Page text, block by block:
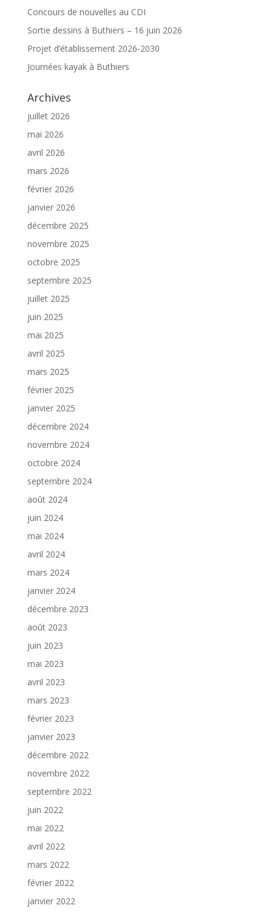
Concours de nouvelles au CDI
Sortie dessins à Buthiers – 16 juin 2026
Projet d’établissement 2026-2030
Journées kayak à Buthiers
Archives
juillet 2026
mai 2026
avril 2026
mars 2026
février 2026
janvier 2026
décembre 2025
novembre 2025
octobre 2025
septembre 2025
juillet 2025
juin 2025
mai 2025
avril 2025
mars 2025
février 2025
janvier 2025
décembre 2024
novembre 2024
octobre 2024
septembre 2024
août 2024
juin 2024
mai 2024
avril 2024
mars 2024
janvier 2024
décembre 2023
août 2023
juin 2023
mai 2023
avril 2023
mars 2023
février 2023
janvier 2023
décembre 2022
novembre 2022
septembre 2022
juin 2022
mai 2022
avril 2022
mars 2022
février 2022
janvier 2022